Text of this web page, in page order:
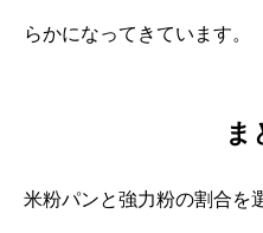
らかになってきています。
ま
米粉パンと強力粉の割合を